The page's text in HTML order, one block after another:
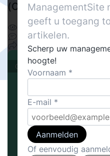
(Of toch niet?)
11785
Delen
Cover stories
ManagementSite
geeft u toegang
artikelen.
Scherp uw
hoogte!
Voornaam
E-mail
Aanmelden
Of eenvoudig